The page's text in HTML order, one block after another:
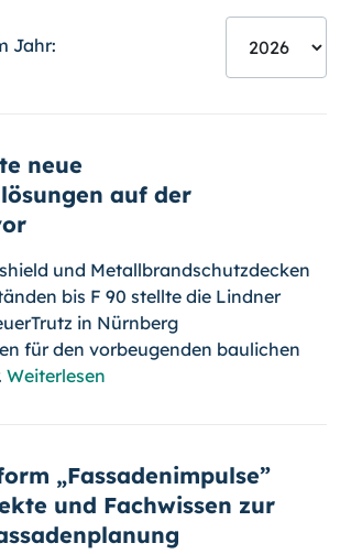
Jahr:
neue
auf der
und Metallbrandschutzdecken
bis F 90 stellte die Lindner
in Nürnberg
für den vorbeugenden baulichen
Weiterlesen
„Fassadenimpulse”
und Fachwissen zur